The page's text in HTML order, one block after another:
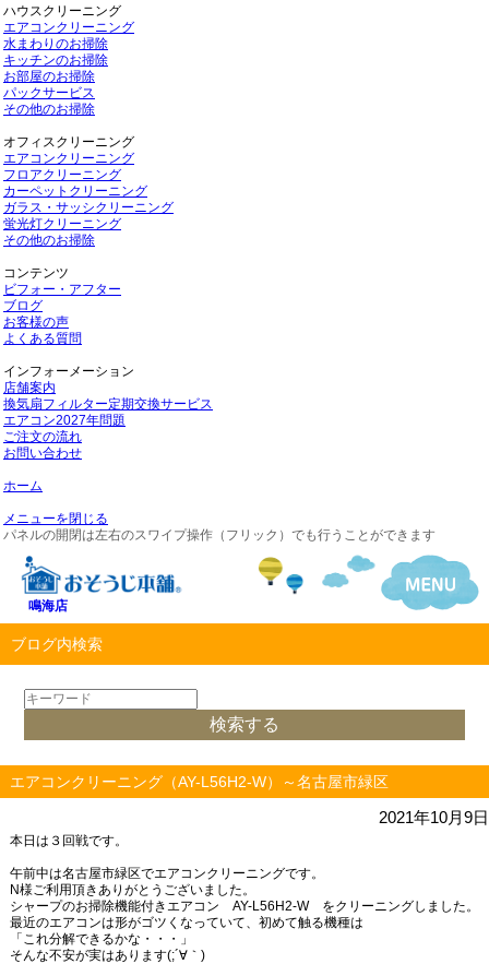
ハウスクリーニング
エアコンクリーニング
水まわりのお掃除
キッチンのお掃除
お部屋のお掃除
パックサービス
その他のお掃除
オフィスクリーニング
エアコンクリーニング
フロアクリーニング
カーペットクリーニング
ガラス・サッシクリーニング
蛍光灯クリーニング
その他のお掃除
コンテンツ
ビフォー・アフター
ブログ
お客様の声
よくある質問
インフォーメーション
店舗案内
換気扇フィルター定期交換サービス
エアコン2027年問題
ご注文の流れ
お問い合わせ
ホーム
メニューを閉じる
パネルの開閉は左右のスワイプ操作（フリック）でも行うことができます
鳴海店
ブログ内検索
エアコンクリーニング（AY-L56H2-W）～名古屋市緑区
2021年10月9日
本日は３回戦です。
午前中は名古屋市緑区でエアコンクリーニングです。
N様ご利用頂きありがとうございました。
シャープのお掃除機能付きエアコン AY-L56H2-W をクリーニングしました。
最近のエアコンは形がゴツくなっていて、初めて触る機種は
「これ分解できるかな・・・」
そんな不安が実はあります(;´∀｀)